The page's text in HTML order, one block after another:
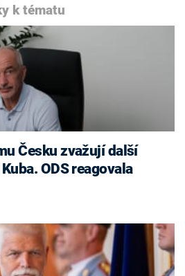
k tématu
ODS reagovala